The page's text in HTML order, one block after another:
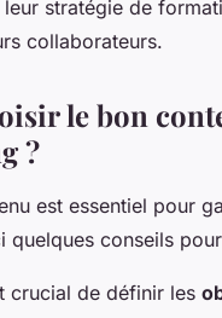
stratégie de
collaborateurs.
le bon
?
est essentiel pour
quelques conseils
crucial de définir les